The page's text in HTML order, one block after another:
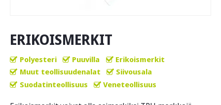
ERIKOISMERKIT
Polyesteri Puuvilla
Erikoismerkit
Muut teollisuudenalat
Siivousala
Suodatinteollisuus
Veneteollisuus